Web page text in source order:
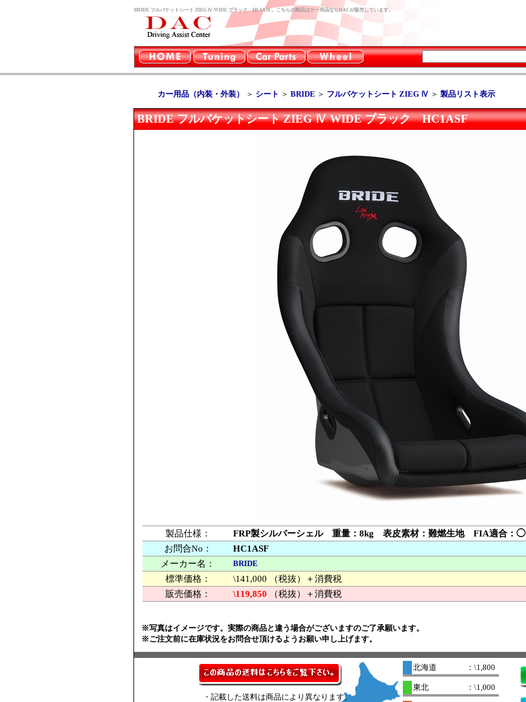
BRIDE フルバケットシート ZIEG Ⅳ WIDE ブラック HC1ASF。こちらの商品はカー用品ならDACが販売しています。
カー用品（内装・外装） ＞ シート ＞ BRIDE ＞ フルバケットシート ZIEG Ⅳ ＞ 製品リスト表示
BRIDE フルバケットシート ZIEG Ⅳ WIDE ブラック HC1ASF
製品仕様：
FRP製シルバーシェル 重量：8kg 表皮素材：難燃生地 FIA適合：◯
お問合No：
HC1ASF
メーカー名：
BRIDE
標準価格：
\141,000 （税抜）＋消費税
販売価格：
\119,850 （税抜）＋消費税
※写真はイメージです。実際の商品と違う場合がございますのご了承願います。
※ご注文前に在庫状況をお問合せ頂けるようお願い申し上げます。
・記載した送料は商品により異なります。
北海道 ：\1,800
東北 ：\1,000